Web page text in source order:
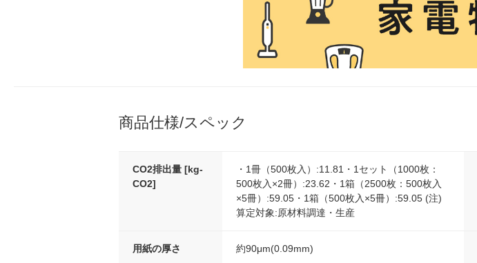
商品仕様/スペック
CO2排出量 [kg-
CO2]
・1冊（500枚入）:11.81・1セット（1000枚：
500枚入×2冊）:23.62・1箱（2500枚：500枚入
×5冊）:59.05・1箱（500枚入×5冊）:59.05 (注)
算定対象:原材料調達・生産
用紙の厚さ 約90μm(0.09mm)